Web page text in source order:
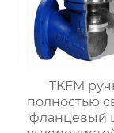
TKFM
полностью
фланцевый